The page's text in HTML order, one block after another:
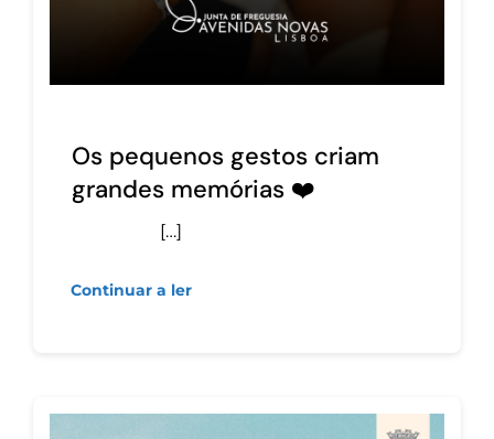
Os pequenos gestos criam
grandes memórias ❤️
[…]
Continuar a ler